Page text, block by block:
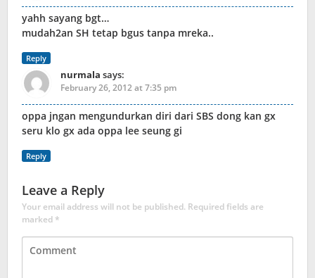
yahh sayang bgt…
mudah2an SH tetap bgus tanpa mreka..
Reply
nurmala says:
February 26, 2012 at 7:35 pm
oppa jngan mengundurkan diri dari SBS dong kan gx
seru klo gx ada oppa lee seung gi
Reply
Leave a Reply
Your email address will not be published. Required fields are
marked*